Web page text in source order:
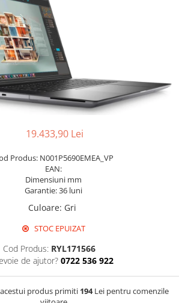
hartie
si mine
19.433,90 Lei
Produs: N001P5690EMEA_VP
EAN:
Dimensiuni mm
Garantie: 36 luni
Culoare: Gri
STOC EPUIZAT
Cod Produs: RYL171566
de ajutor? 0722 536 922
produs primiti 194Lei pentru comenzile